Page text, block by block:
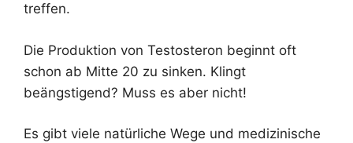
treffen.
Die Produktion von Testosteron beginnt oft
schon ab Mitte 20 zu sinken. Klingt
beängstigend? Muss es aber nicht!
Es gibt viele natürliche Wege und medizinische